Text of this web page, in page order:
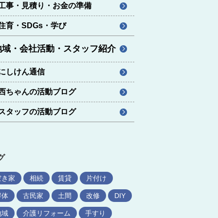
事・見積り・お金の準備
育・SDGs・学び
域・会社活動・スタッフ紹介
しけん通信
ちゃんの活動ブログ
タッフの活動ブログ
き家 相続 賃貸 片付け
体 古民家 土間 改修 DIY
域 介護リフォーム 手すり